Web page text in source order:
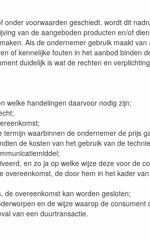
voorwaarden geschiedt, wordt dit
van de aangeboden producten en/of
Als de ondernemer gebruik maakt
of kennelijke fouten in het aanbod binden
duidelijk is wat de rechten en
handelingen daarvoor nodig zijn;
waarbinnen de ondernemer de prijs
de kosten van het gebruik van de
en zo ja op welke wijze deze voor de
de door hem in het kader
overeenkomst kan worden gesloten;
en de wijze waarop de consument
van een duurtransactie.